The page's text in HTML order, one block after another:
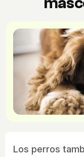
Los perros